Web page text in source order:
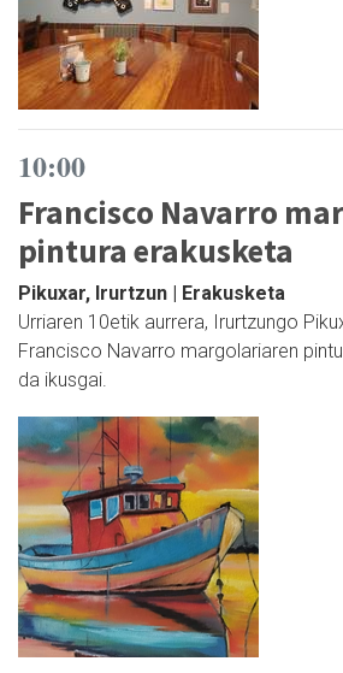
10:00
Francisco Navarro
pintura erakusketa
Pikuxar, Irurtzun | Erakusketa
Urriaren 10etik aurrera, Irurtzungo
Francisco Navarro margolariaren
da ikusgai.